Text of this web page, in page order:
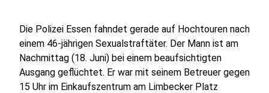
Die Polizei Essen fahndet gerade auf Hochtouren nach
einem 46-jährigen Sexualstraftäter. Der Mann ist am
Nachmittag (18. Juni) bei einem beaufsichtigten
Ausgang geflüchtet. Er war mit seinem Betreuer gegen
15 Uhr im Einkaufszentrum am Limbecker Platz